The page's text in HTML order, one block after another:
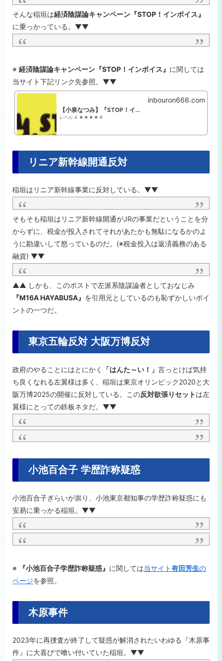
そんな稲垣は経済陰謀論キャンペーン『STOP！インボイス』
に乗っかっている。▼▼
※ 経済陰謀論キャンペーン『STOP！インボイス』 に関しては
当サイト下記リンク先参照。▼▼
【小泉なつみ】『STOP！インボイス』経済陰謀論
レベル 4 ★★★★☆
inbouron666.com
リニア新幹線開通反対
稲垣はリニア新幹線事業に反対している。▼▼
そもそも稲垣はリニア新幹線開通がJRの事業だということを分
からずに、税金が投入されてそれがあたかも無駄になるかのよ
うに勘違いして怒っているのだ。(※税金投入は返済義務のある
融資) ▼▼
▲▲ しかも、このポストで左派系陰謀論者としておなじみ
『M16A HAYABUSA』 を引用元としているのも恥ずかしいポイ
ントの一つだ。
東京五輪反対 大阪万博反対
政府のやることにはとにかく 「はんた～い！」 言っとけば気持
ち良くなれる左翼様は多く、稲垣は東京オリンピック2020と大
阪万博2025の開催に反対している。この反対欲張りセットは左
翼様にとっての鉄板ネタだ。▼▼
小池百合子 学歴詐称疑惑
小池百合子ぎらいが祟り、小池東京都知事の学歴詐称疑惑にも
安易に乗っかる稲垣。▼▼
※ 『小池百合子学歴詐称疑惑』 に関しては当サイト有田芳生の
ページを参照。
木原事件
2023年に再捜査が終了して疑惑が解消されたいわゆる『木原事
件』に大喜びで喰い付いていた稲垣。▼▼